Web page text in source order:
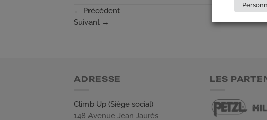
← Précédent
Suivant →
ADRESSE
Climb Up (Siège social)
148 Avenue Jean Jaurès
LES